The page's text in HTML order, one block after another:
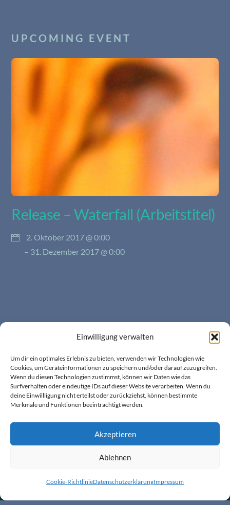
Einwilligung verwalten
Um dir ein optimales Erlebnis zu bieten, verwenden wir Technologien wie
Cookies, um Geräteinformationen zu speichern und/oder darauf zuzugreifen.
Wenn du diesen Technologien zustimmst, können wir Daten wie das
Surfverhalten oder eindeutige IDs auf dieser Website verarbeiten. Wenn du
deine Einwillligung nicht erteilst oder zurückziehst, können bestimmte
Merkmale und Funktionen beeinträchtigt werden.
Akzeptieren
Ablehnen
Cookie-RichtlinieDatenschutzerklärungImpressum
UPCOMING EVENT
Release – Waterfall (Arbeitstitel)
2. Oktober 2017 @ 0:00
– 31. Dezember 2017 @ 0:00
Impressum Cookie-Richtlinie (EU)
Datenschutzerklärung
Experiment V